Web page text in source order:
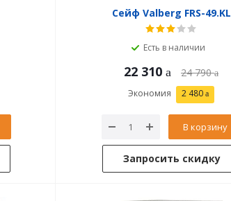
Сейф Valberg FRS-49.KL
Есть в наличии
22 310 24 790
Экономия 2 480
В корзину
Запросить скидку